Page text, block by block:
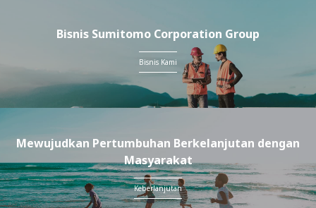
Bisnis Sumitomo Corporation Group
Bisnis Kami
Mewujudkan Pertumbuhan Berkelanjutan dengan
Masyarakat
Keberlanjutan